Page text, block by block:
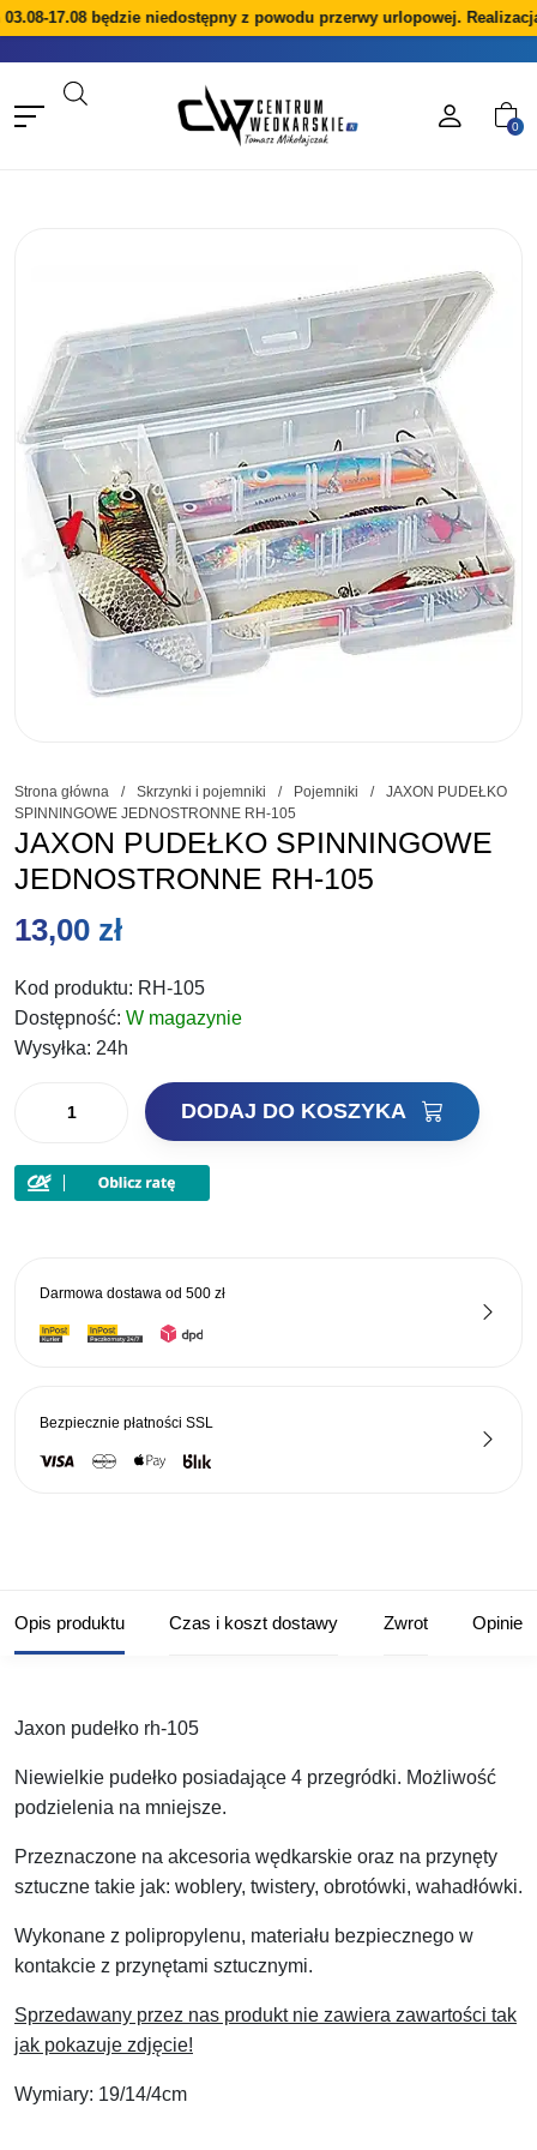
17.08 będzie niedostępny z powodu przerwy urlopowej. Realizacja
0
Strona główna / Skrzynki i pojemniki / Pojemniki /
JAXON PUDEŁKO
SPINNINGOWE JEDNOSTRONNE RH-105
JAXON PUDEŁKO SPINNINGOWE
JEDNOSTRONNE RH-105
13,00 zł
Kod produktu: RH-105
Dostępność: W magazynie
Wysyłka: 24h
JAXON
SPINNINGOWE
DODAJ DO KOSZYKA
Darmowa dostawa od 500 zł
Bezpiecznie płatności SSL
Opis produktu Czas i koszt dostawy Zwrot Opinie
Jaxon pudełko rh-105
Niewielkie pudełko posiadające 4 przegródki. Możliwość
podzielenia na mniejsze.
Przeznaczone na akcesoria wędkarskie oraz na przynęty
sztuczne takie jak: woblery, twistery, obrotówki, wahadłówki.
Wykonane z polipropylenu, materiału bezpiecznego w
kontakcie z przynętami sztucznymi.
Sprzedawany przez nas produkt nie zawiera zawartości tak
jak pokazuje zdjęcie!
Wymiary: 19/14/4cm